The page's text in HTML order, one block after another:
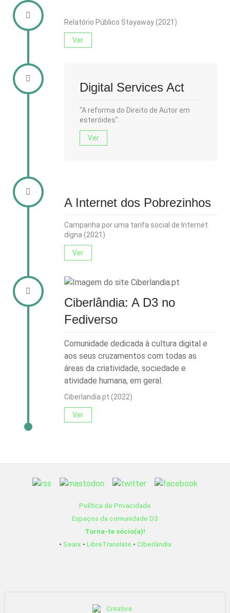
Relatório Público Stayaway (2021)
Ver
Digital Services Act
"A reforma do Direito de Autor em
esteróides".
Ver
A Internet dos Pobrezinhos
Campanha por uma tarifa social de Internet
digna (2021)
Ver
Ciberlândia: A D3 no
Fediverso
Comunidade dedicada à cultura digital e
aos seus cruzamentos com todas as
áreas da criatividade, sociedade e
atividade humana, em geral.
Ciberlandia.pt (2022)
Ver
Política de Privacidade
Espaços da comunidade D3
Torna-te sócio(a)!
• Searx • LibreTranslate • Ciberlândia